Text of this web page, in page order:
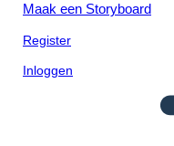
Maak een Storyboard
Register
Inloggen